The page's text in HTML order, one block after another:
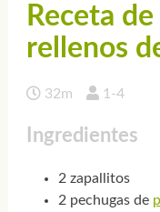
Receta
rellenos
32m 1-4
Ingredientes
2 zapallitos
2 pechugas de